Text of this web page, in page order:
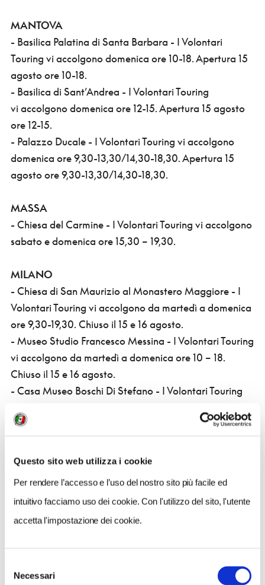
Questo sito web utilizza i cookie
Per rendere l’accesso e l’uso del nostro sito più facile ed
intuitivo facciamo uso dei cookie. Con l'utilizzo del sito, l'utente
accetta l'impostazione dei cookie.
delNecessari
MANTOVA
- Basilica Palatina di Santa Barbara - I Volontari
Touring vi accolgono domenica ore 10-18. Apertura 15
agosto ore 10-18.
- Basilica di Sant’Andrea - I Volontari Touring
vi accolgono domenica ore 12-15. Apertura 15 agosto
ore 12-15.
- Palazzo Ducale - I Volontari Touring vi accolgono
domenica ore 9,30-13,30/14,30-18,30. Apertura 15
agosto ore 9,30-13,30/14,30-18,30.
MASSA
- Chiesa del Carmine - I Volontari Touring vi accolgono
sabato e domenica ore 15,30 – 19,30.
MILANO
- Chiesa di San Maurizio al Monastero Maggiore - I
Volontari Touring vi accolgono da martedì a domenica
ore 9,30-19,30. Chiuso il 15 e 16 agosto.
- Museo Studio Francesco Messina - I Volontari Touring
vi accolgono da martedì a domenica ore 10 – 18.
Chiuso il 15 e 16 agosto.
- Casa Museo Boschi Di Stefano - I Volontari Touring
Chiuso il 15 e 16 agosto.
vi accolgono da martedì a domenica ore 9,30-17,30.
- Collezione Grassi e Vismara (GAM) - I Volontari
Touring vi accolgono da martedì a domenica ore 9,30-
17,30. Chiuso il 15 e 16 agosto.
ore 9,30-17,30, domenica 14,30-17,30. Chiuso il 11 e 26